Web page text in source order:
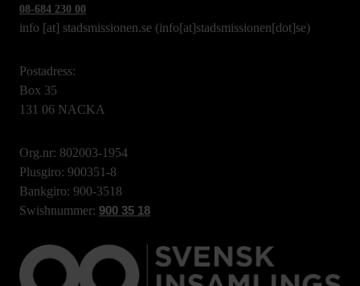
08-684 230 00
info [at] stadsmissionen.se (info[at]stadsmissionen[dot]se)
Postadress:
Box 35
131 06 NACKA
Org.nr: 802003-1954
Plusgiro: 900351-8
Bankgiro: 900-3518
Swishnummer: 900 35 18